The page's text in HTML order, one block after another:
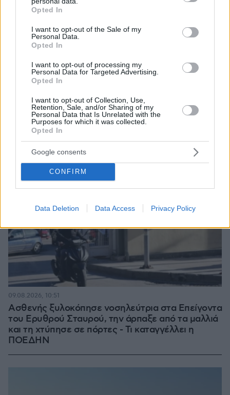
grant or deny consent to Google and its third-party tags to
use your data for below specified purposes in below Google
consent section.
Opted In
I want to opt-out of the Sale of my
Personal Data.
Opted In
I want to opt-out of processing my
Personal Data for Targeted Advertising.
Opted In
I want to opt-out of Collection, Use,
Retention, Sale, and/or Sharing of my
Personal Data that Is Unrelated with the
Purposes for which it was collected.
Opted In
Google consents
CONFIRM
Data Deletion Data Access Privacy Policy
ΔΕΙΤΕ ΟΛΕΣ ΤΙΣ ΕΙΔΗΣΕΙΣ
ΤΑ ΠΙΟ ΔΗΜΟΦΙΛΗ
Ασθενής ξυλοκόπησε νοσηλεύτρια στα Επείγοντα
του Ερυθρού Σταυρού, την άρπαξε από τα μαλλιά
και τη χτύπησε σε πόρτες - Τι καταγγέλλει η
ΠΟΕΔΗΝ
09.08.2026, 10:51